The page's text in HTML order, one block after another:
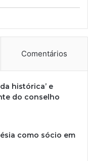
Comentários
histórica’ e
do conselho
como sócio em